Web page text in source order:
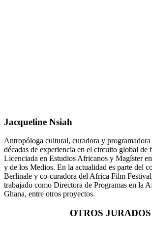
Jacqueline Nsiah
Antropóloga cultural, curadora y programadora
décadas de experiencia en el circuito global de
Licenciada en Estudios Africanos y Magíster
y de los Medios. En la actualidad es parte del
Berlinale y co-curadora del Africa Film
trabajado como Directora de Programas en la
Ghana, entre otros proyectos.
OTROS JURADOS